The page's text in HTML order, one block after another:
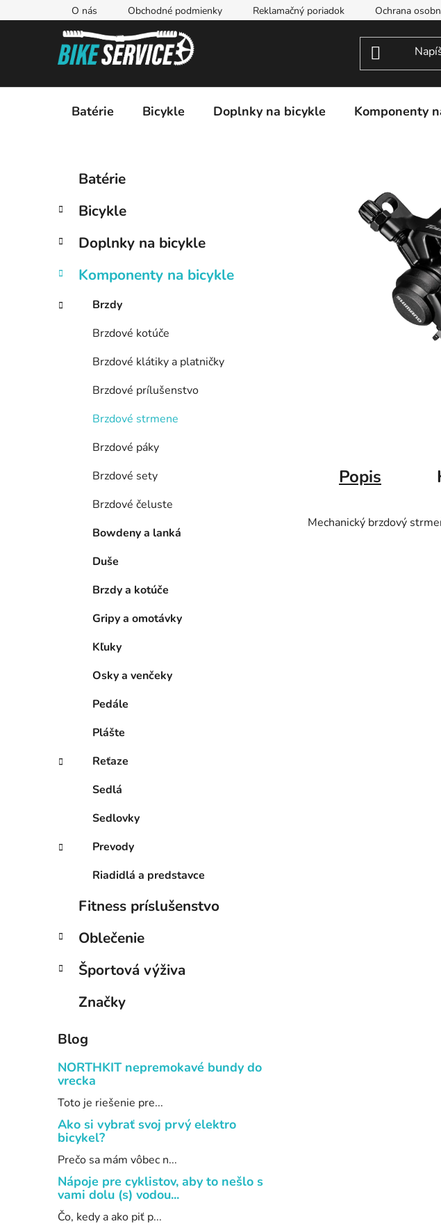
na
O nás Obchodné podmienky Reklamačný poriadok Ochrana
Batérie Bicykle Doplnky na bicykle Komponenty
č
ý
a
n
e
Preskočiť
kategórie
e
ó
i
Batérie
Bicykle
Doplnky na bicykle
Komponenty na bicykle
Brzdy
Brzdové kotúče
Brzdové klátiky a platničky
Brzdové prílušenstvo
Brzdové strmene
Brzdové páky
Brzdové sety
Brzdové čeluste
Bowdeny a lanká
Duše
Brzdy a kotúče
Gripy a omotávky
Kľuky
Osky a venčeky
Pedále
Plášte
Reťaze
Sedlá
Sedlovky
Prevody
Riadidlá a predstavce
Fitness príslušenstvo
Oblečenie
Športová výživa
Značky
Blog
NORTHKIT nepremokavé bundy do
vrecka
Toto je riešenie pre...
Ako si vybrať svoj prvý elektro
bicykel?
Prečo sa mám vôbec n...
Nápoje pre cyklistov, aby to nešlo s
vami dolu (s) vodou...
Čo, kedy a ako piť p...
Popis
Mechanický brzdový